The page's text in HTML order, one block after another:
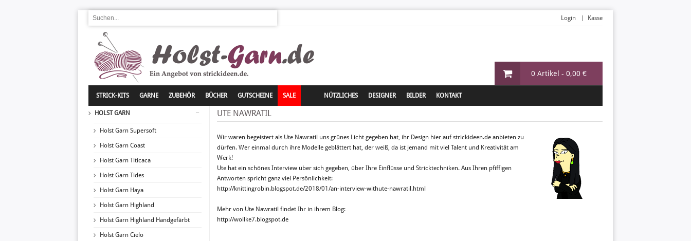
0 Artikel - 0,00 €
Login Kasse
STRICK-KITS GARNE ZUBEHÖR BÜCHER GUTSCHEINE SALE NÜTZLICHES DESIGNER BILDER KONTAKT
HOLST GARN
Holst Garn Supersoft
Holst Garn Coast
Holst Garn Titicaca
Holst Garn Tides
Holst Garn Haya
Holst Garn Highland
Holst Garn Highland Handgefärbt
Holst Garn Cielo
UTE NAWRATIL
Wir waren begeistert als Ute Nawratil uns grünes Licht gegeben hat, ihr Design hier auf strickideen.de anbieten zu
dürfen. Wer einmal durch ihre Modelle geblättert hat, der weiß, da ist jemand mit viel Talent und Kreativität am
Werk!
Ute hat ein schönes Interview über sich gegeben, über Ihre Einflüsse und Stricktechniken. Aus Ihren pfiffigen
Antworten spricht ganz viel Persönlichkeit:
http://knittingrobin.blogspot.de/2018/01/an-interview-withute-nawratil.html
Mehr von Ute Nawratil findet Ihr in ihrem Blog:
http://wollke7.blogspot.de